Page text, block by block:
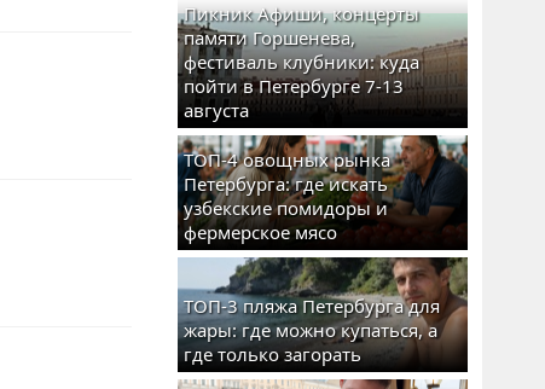
Пикник Афиши, концерты
памяти Горшенева,
фестиваль клубники: куда
пойти в Петербурге 7-13
августа
ТОП-4 овощных рынка
Петербурга: где искать
узбекские помидоры и
фермерское мясо
ТОП-3 пляжа Петербурга для
жары: где можно купаться, а
где только загорать